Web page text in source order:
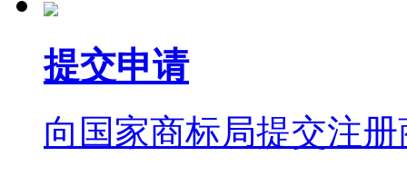
提交申请
向国家商标局提交注